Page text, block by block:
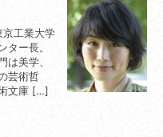
京工業大学
ー長。
は美学、
芸術哲
文庫 […]